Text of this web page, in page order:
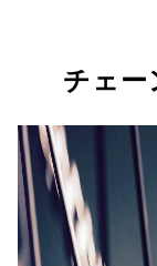
チェー